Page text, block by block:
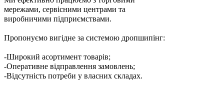
мережами, сервісними центрами та
виробничими підприємствами.
Пропонуємо вигідне за системою дропшипінг:
-Широкий асортимент товарів;
-Оперативне відправлення замовлень;
-Відсутність потреби у власних складах.